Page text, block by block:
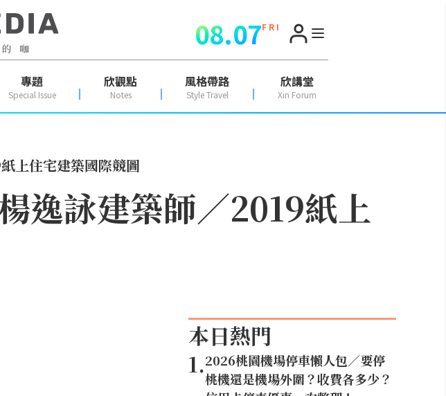
08.07F R I
專題
Special Issue
欣觀點
Notes
風格帶路
Style Travel
欣講堂
Xin Forum
上住宅建築國際競圖
逸詠建築師／2019紙上
本日熱門
1.2026桃園機場停車懶人包／要停
桃機還是機場外圍？收費各多少？